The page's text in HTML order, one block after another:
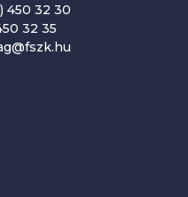
450 32 30
32 35